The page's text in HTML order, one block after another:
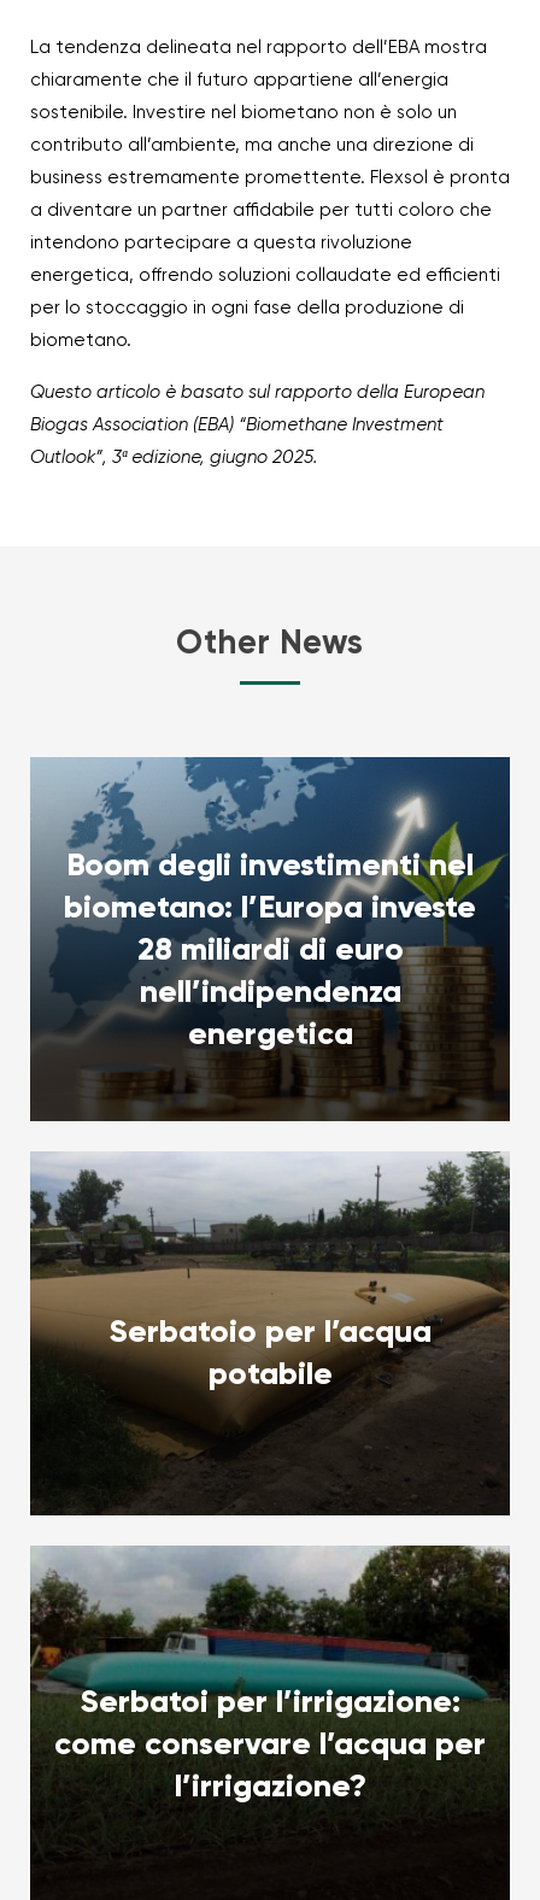
La tendenza delineata nel rapporto dell’EBA mostra
chiaramente che il futuro appartiene all’energia
sostenibile. Investire nel biometano non è solo un
contributo all’ambiente, ma anche una direzione di
business estremamente promettente. Flexsol è pronta
a diventare un partner affidabile per tutti coloro che
intendono partecipare a questa rivoluzione
energetica, offrendo soluzioni collaudate ed efficienti
per lo stoccaggio in ogni fase della produzione di
biometano.
Questo articolo è basato sul rapporto della European
Biogas Association (EBA) “Biomethane Investment
Outlook”, 3ª edizione, giugno 2025.
Other News
Boom degli investimenti nel
biometano: l’Europa investe
28 miliardi di euro
nell’indipendenza
energetica
Serbatoio per l’acqua
potabile
Serbatoi per l’irrigazione:
come conservare l’acqua per
l’irrigazione?